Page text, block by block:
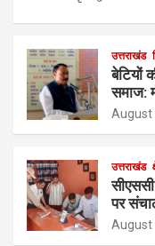
उत्तराखंड
बेटियों
समाज:
August
उत्तराखंड
पर
August